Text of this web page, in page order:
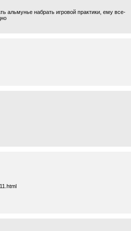
альмунье набрать игровой практики, ему все-